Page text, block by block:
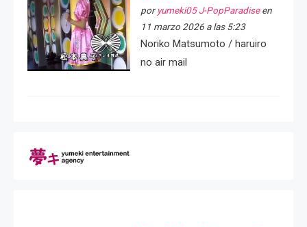
por yumeki05 J-PopParadiseen
11 marzo 2026 a las 5:23
Noriko Matsumoto / haruiro
no air mail